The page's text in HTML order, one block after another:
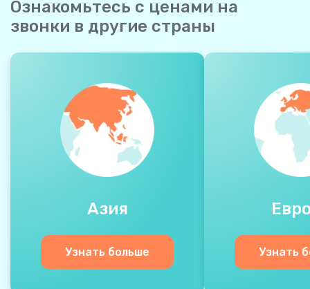
Ознакомьтесь с ценами на
звонки в другие страны
Азия
Узнать больше Узнать